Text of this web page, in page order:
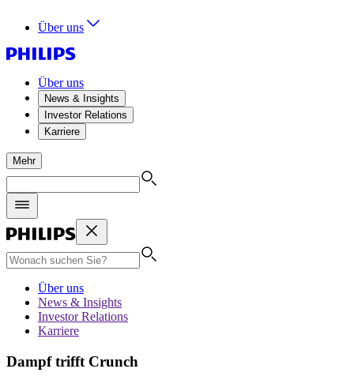
Über uns
Über uns
News & Insights
Investor Relations
Karriere
Mehr
Über uns
News & Insights
Investor Relations
Karriere
Dampf trifft Crunch